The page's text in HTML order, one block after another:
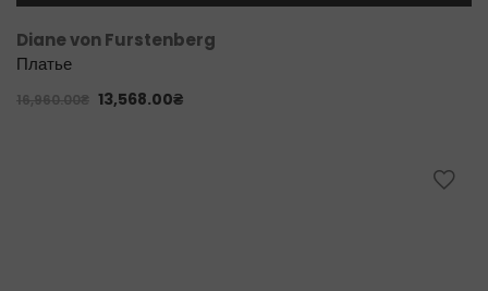
Diane von Furstenberg
Платье
16,960.00₴ 13,568.00₴